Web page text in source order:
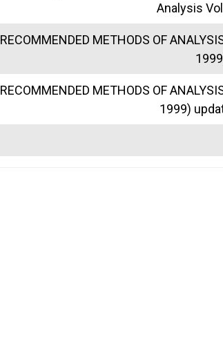
Analysis
RECOMMENDED METHODS OF
RECOMMENDED METHODS OF
1999)